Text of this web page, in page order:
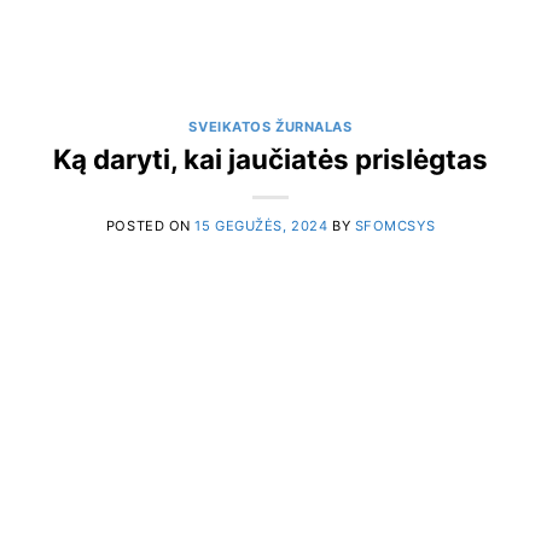
SVEIKATOS ŽURNALAS
Ką daryti, kai jaučiatės prislėgtas
POSTED ON15 GEGUŽĖS, 2024 BY SFOMCSYS